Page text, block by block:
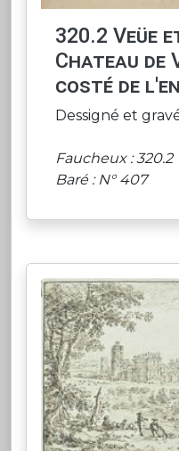
320.2 Veüe
Chateau de
costé de
Dessigné et
Faucheux : 320.2
Baré : N° 407